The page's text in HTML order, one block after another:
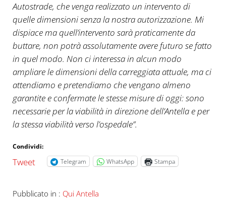
Autostrade, che venga realizzato un intervento di
quelle dimensioni senza la nostra autorizzazione. Mi
dispiace ma quell’intervento sarà praticamente da
buttare, non potrà assolutamente avere futuro se fatto
in quel modo. Non ci interessa in alcun modo
ampliare le dimensioni della carreggiata attuale, ma ci
attendiamo e pretendiamo che vengano almeno
garantite e confermate le stesse misure di oggi: sono
necessarie per la viabilità in direzione dell’Antella e per
la stessa viabilità verso l’ospedale”.
Condividi:
Tweet Telegram WhatsApp Stampa
Pubblicato in : Qui Antella